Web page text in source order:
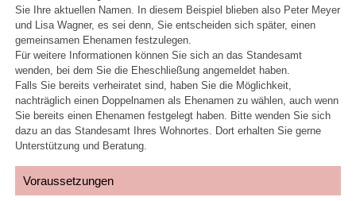
Sie Ihre aktuellen Namen. In diesem Beispiel blieben also Peter Meyer
und Lisa Wagner, es sei denn, Sie entscheiden sich später, einen
gemeinsamen Ehenamen festzulegen.
Für weitere Informationen können Sie sich an das Standesamt
wenden, bei dem Sie die Eheschließung angemeldet haben.
Falls Sie bereits verheiratet sind, haben Sie die Möglichkeit,
nachträglich einen Doppelnamen als Ehenamen zu wählen, auch wenn
Sie bereits einen Ehenamen festgelegt haben. Bitte wenden Sie sich
dazu an das Standesamt Ihres Wohnortes. Dort erhalten Sie gerne
Unterstützung und Beratung.
Voraussetzungen